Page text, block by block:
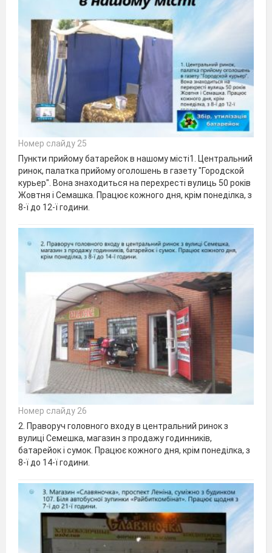
Номер слайду 25
Пункти прийому батарейок в нашому місті1. Центральний
ринок, палатка прийому оголошень в газету "Городской
курьер". Вона знаходиться на перехресті вулиць 50 років
Жовтня і Семашка. Працює кожного дня, крім понеділка, з
8-ї до 12-ї години.
Номер слайду 26
2. Праворуч головного входу в центральний ринок з
вулиці Семешка, магазин з продажу годинників,
батарейок і сумок. Працює кожного дня, крім понеділка, з
8-ї до 14-ї години.